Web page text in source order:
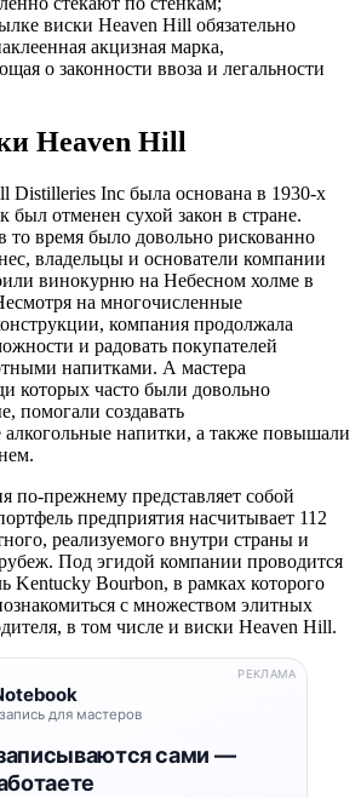
виски Heaven Hill обязательно
акцизная марка,
о законности ввоза и легальности
Heaven Hill
Distilleries Inc была основана в 1930-х
был отменен сухой закон в стране.
то время было довольно рискованно
владельцы и основатели компании
винокурню на Небесном холме в
на многочисленные
компания продолжала
и радовать покупателей
напитками. А мастера
которых часто были довольно
помогали создавать
алкогольные напитки, а также повышали
по-прежнему представляет собой
предприятия насчитывает 112
реализуемого внутри страны и
Под эгидой компании проводится
Kentucky Bourbon, в рамках которого
с множеством элитных
в том числе и виски Heaven Hill.
для мастеров
сами —
РЕКЛАМА